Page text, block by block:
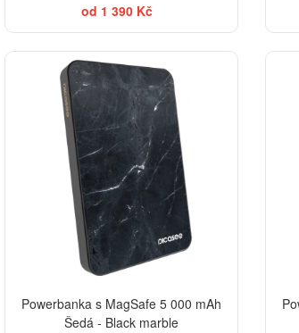
od 1 390 Kč
Powerbanka s MagSafe 5 000 mAh
Šedá - Black marble